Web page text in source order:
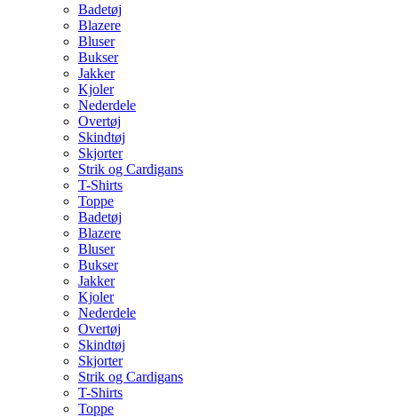
Badetøj
Blazere
Bluser
Bukser
Jakker
Kjoler
Nederdele
Overtøj
Skindtøj
Skjorter
Strik og Cardigans
T-Shirts
Toppe
Badetøj
Blazere
Bluser
Bukser
Jakker
Kjoler
Nederdele
Overtøj
Skindtøj
Skjorter
Strik og Cardigans
T-Shirts
Toppe